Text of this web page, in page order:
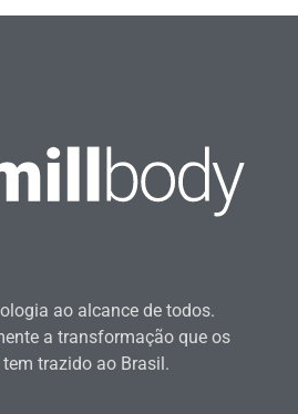
ao alcance de todos.
a transformação que os
trazido ao Brasil.